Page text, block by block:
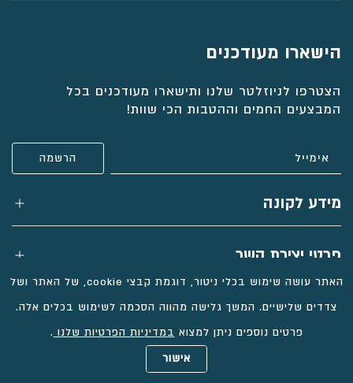
הישארו מעודכנים
הצטרפו לניוזלטר שלנו ותישארו מעודכנים בכל
המבצעים החמים וההטבות הכי שוות!
מידע לקונה
פרטי יצירת קשר
בניית אתרי מכירות
כל הזכויות שמורות
האתר עושה שימוש בכלי ניטור, דוגמת קבצי cookie, של האתר ושל
צדדים שלישיים. המשך גלישה מהווה הסכמה לשימוש בכלים אלה.
פרטים נוספים ניתן למצוא במדיניות הפרטיות שלנו .
אישור